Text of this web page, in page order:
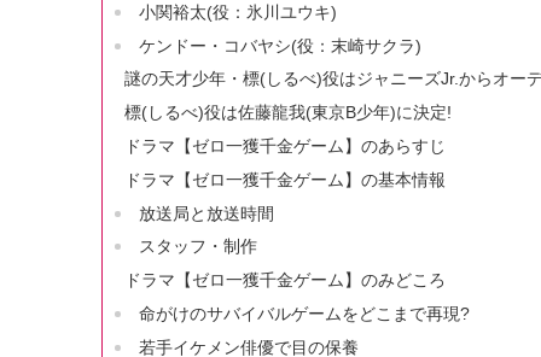
小関裕太(役：氷川ユウキ)
ケンドー・コバヤシ(役：末崎サクラ)
謎の天才少年・標(しるべ)役はジャニーズJr.からオー
標(しるべ)役は佐藤龍我(東京B少年)に決定!
ドラマ【ゼロ一獲千金ゲーム】のあらすじ
ドラマ【ゼロ一獲千金ゲーム】の基本情報
放送局と放送時間
スタッフ・制作
ドラマ【ゼロ一獲千金ゲーム】のみどころ
命がけのサバイバルゲームをどこまで再現?
若手イケメン俳優で目の保養